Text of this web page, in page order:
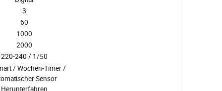
3
60
1000
2000
220-240 / 1/50
/ Wochen-Timer /
Sensor
Herunterfahren